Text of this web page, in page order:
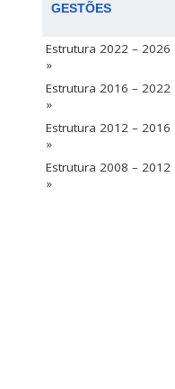
GESTÕES
Estrutura 2022 – 2026
»
Estrutura 2016 – 2022
»
Estrutura 2012 – 2016
»
Estrutura 2008 – 2012
»